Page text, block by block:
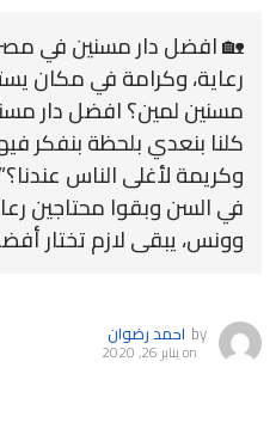
رعاية، وكرامة في مكان
كلنا بنعدي بلحظة بنفكر
وكريمة لأغلى الناس
في السن وبقوا محتاجين
وونس، يبقى لازم تختار
by احمد رضوان
onيناير 26, 2020